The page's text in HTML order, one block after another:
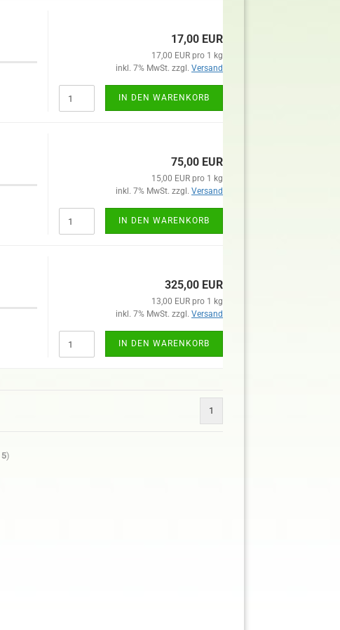
17,00 EUR
17,00 EUR pro 1 kg
inkl. 7% MwSt. zzgl. Versand
IN DEN WARENKORB
75,00 EUR
15,00 EUR pro 1 kg
inkl. 7% MwSt. zzgl. Versand
IN DEN WARENKORB
325,00 EUR
13,00 EUR pro 1 kg
inkl. 7% MwSt. zzgl. Versand
IN DEN WARENKORB
1
5)